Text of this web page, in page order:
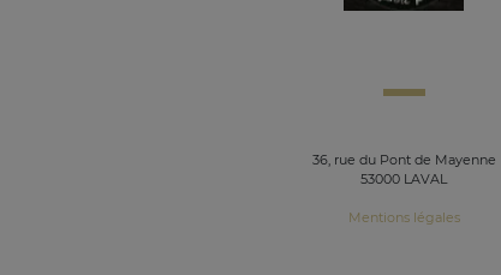
36, rue du Pont de Mayenne
53000 LAVAL
Mentions légales